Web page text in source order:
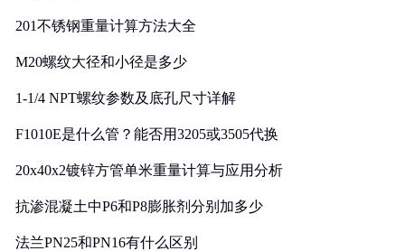
201不锈钢重量计算方法大全
M20螺纹大径和小径是多少
1-1/4 NPT螺纹参数及底孔尺寸详解
F1010E是什么管？能否用3205或3505代换
20x40x2镀锌方管单米重量计算与应用分析
抗渗混凝土中P6和P8膨胀剂分别加多少
法兰PN25和PN16有什么区别